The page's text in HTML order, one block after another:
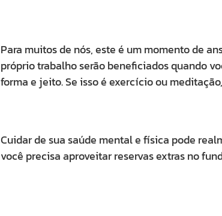
Para muitos de nós, este é um momento de
próprio trabalho serão beneficiados quando
forma e jeito. Se isso é exercício ou
Cuidar de sua saúde mental e física pode
você precisa aproveitar reservas extras no